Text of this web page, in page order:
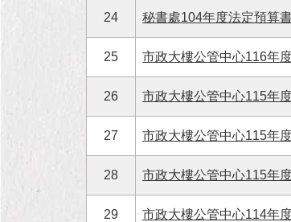
24 秘書處104年度法定預算
25 市政大樓公管中心116年
26 市政大樓公管中心115年
27 市政大樓公管中心115年
28 市政大樓公管中心115年
29 市政大樓公管中心114年